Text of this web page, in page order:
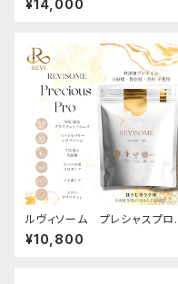
¥14,000
ルヴィソーム プレシャスプロ
（プロテイン）ほうじ茶ラテ/抹茶
ラテ
¥10,800